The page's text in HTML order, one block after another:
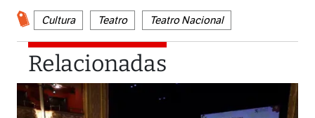
Cultura Teatro Teatro Nacional
Relacionadas